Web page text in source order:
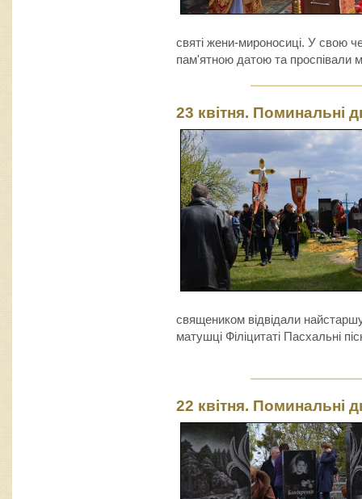
святі жени-мироносиці. У свою
пам'ятною датою та проспівали
23 квітня. Поминальні
священиком відвідали
матушці Філіцитаті Пасхальні
22 квітня. Поминальні